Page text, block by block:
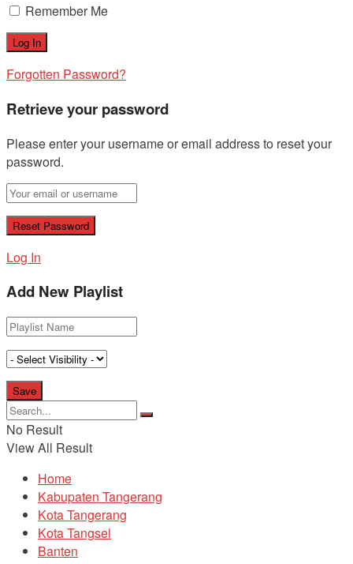
Remember Me
Forgotten Password?
Retrieve your password
Please enter your username or email address to reset your
password.
Log In
Add New Playlist
No Result
View All Result
Home
Kabupaten Tangerang
Kota Tangerang
Kota Tangsel
Banten